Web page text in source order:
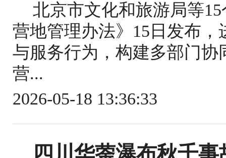
北京市文化和旅游局等
营地管理办法》15日发布
与服务行为，构建多部门
营...
2026-05-18 13:36:33